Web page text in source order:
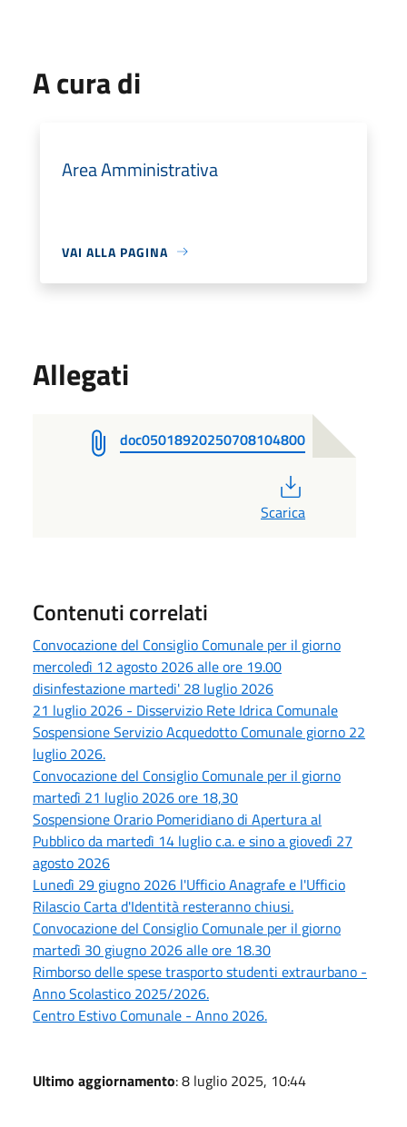
A cura di
Area Amministrativa
VAI ALLA PAGINA
Allegati
doc05018920250708104800
Scarica
Contenuti correlati
Convocazione del Consiglio Comunale per il giorno
mercoledì 12 agosto 2026 alle ore 19.00
disinfestazione martedi' 28 luglio 2026
21 luglio 2026 - Disservizio Rete Idrica Comunale
Sospensione Servizio Acquedotto Comunale giorno 22
luglio 2026.
Convocazione del Consiglio Comunale per il giorno
martedì 21 luglio 2026 ore 18,30
Sospensione Orario Pomeridiano di Apertura al
Pubblico da martedì 14 luglio c.a. e sino a giovedì 27
agosto 2026
Lunedì 29 giugno 2026 l'Ufficio Anagrafe e l'Ufficio
Rilascio Carta d'Identità resteranno chiusi.
Convocazione del Consiglio Comunale per il giorno
martedì 30 giugno 2026 alle ore 18.30
Rimborso delle spese trasporto studenti extraurbano -
Anno Scolastico 2025/2026.
Centro Estivo Comunale - Anno 2026.
Ultimo aggiornamento: 8 luglio 2025, 10:44